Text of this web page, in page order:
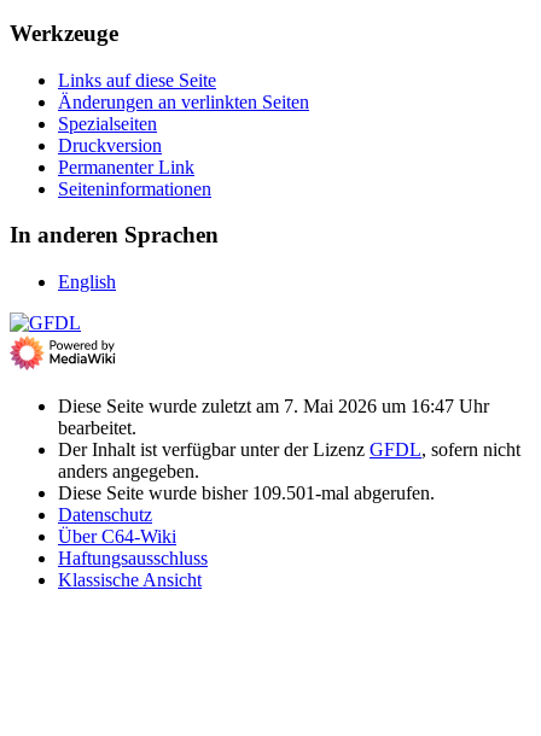
Werkzeuge
Links auf diese Seite
Änderungen an verlinkten Seiten
Spezialseiten
Druckversion
Permanenter Link
Seiten­­informationen
In anderen Sprachen
English
Diese Seite wurde zuletzt am 7. Mai 2026 um 16:47 Uhr
bearbeitet.
Der Inhalt ist verfügbar unter der Lizenz GFDL, sofern nicht
anders angegeben.
Diese Seite wurde bisher 109.501-mal abgerufen.
Datenschutz
Über C64-Wiki
Haftungsausschluss
Klassische Ansicht